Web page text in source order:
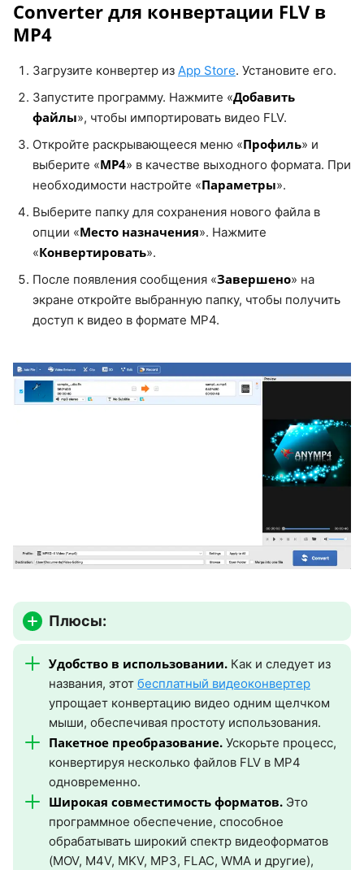
Converter для конвертации FLV в
MP4
Загрузите конвертер из App Store. Установите его.
Запустите программу. Нажмите «Добавить
файлы», чтобы импортировать видео FLV.
Откройте раскрывающееся меню «Профиль» и
выберите «MP4» в качестве выходного формата. При
необходимости настройте «Параметры».
Выберите папку для сохранения нового файла в
опции «Место назначения». Нажмите
«Конвертировать».
После появления сообщения «Завершено» на
экране откройте выбранную папку, чтобы получить
доступ к видео в формате MP4.
Плюсы:
Удобство в использовании. Как и следует из
названия, этот бесплатный видеоконвертер
упрощает конвертацию видео одним щелчком
мыши, обеспечивая простоту использования.
Пакетное преобразование. Ускорьте процесс,
конвертируя несколько файлов FLV в MP4
одновременно.
Широкая совместимость форматов. Это
программное обеспечение, способное
обрабатывать широкий спектр видеоформатов
(MOV, M4V, MKV, MP3, FLAC, WMA и другие),